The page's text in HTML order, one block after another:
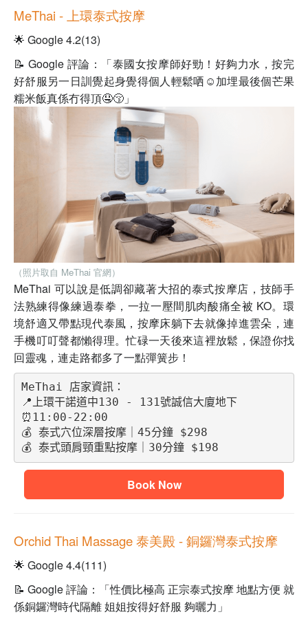
MeThai - 上環泰式按摩
🌟 Google 4.2(13)
📝 Google 評論：「泰國女按摩師好勁！好夠力水，按完
好舒服另一日訓覺起身覺得個人輕鬆哂☺️加埋最後個芒果
糯米飯真係冇得頂🤤😚」
（照片取自 MeThai 官網）
MeThai 可以說是低調卻藏著大招的泰式按摩店，技師手
法熟練得像練過泰拳，一拉一壓間肌肉酸痛全被 KO。環
境舒適又帶點現代泰風，按摩床躺下去就像掉進雲朵，連
手機叮叮聲都懶得理。忙碌一天後來這裡放鬆，保證你找
回靈魂，連走路都多了一點彈簧步！
MeThai 店家資訊：
📍上環干諾道中130 - 131號誠信大廈地下
⏰11:00-22:00
💰 泰式穴位深層按摩｜45分鐘 $298
💰 泰式頭肩頸重點按摩｜30分鐘 $198
Book Now
Orchid Thai Massage泰美殿- 銅鑼灣泰式按摩
🌟 Google 4.4(111)
📝 Google 評論：「性價比極高 正宗泰式按摩 地點方便 就
係銅鑼灣時代隔離 姐姐按得好舒服 夠曬力」